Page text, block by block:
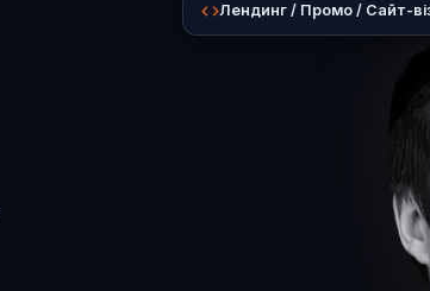
Лендинг / Промо / Сайт-